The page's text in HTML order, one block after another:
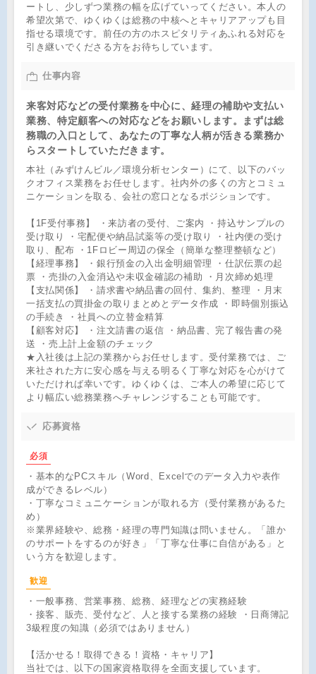
ートし、少しずつ業務の幅を広げていってください。本人の
希望次第で、ゆくゆくは総務の中核へとキャリアアップも目
指せる環境です。前任の方のホスピタリティあふれる対応を
引き継いでくださる方をお待ちしています。
仕事内容
来客対応などの受付業務を中心に、経理の補助や支払い
業務、特定顧客への対応などをお願いします。まずは総
務職の入口として、あなたの丁寧な人柄が活きる業務か
らスタートしていただきます。
本社（みずけんビル／環境分析センター）にて、以下のバッ
クオフィス業務をお任せします。社内外の多くの方とコミュ
ニケーションを取る、会社の窓口となるポジションです。
【1F受付事務】 ・来訪者の受付、ご案内 ・持込サンプルの
受け取り ・宅配便や納品試薬等の受け取り ・社内便の受け
取り、配布 ・1Fロビー周辺の保全（簡単な整理整頓など）
【経理事務】 ・銀行預金の入出金明細管理 ・仕訳伝票の起
票 ・売掛の入金消込や未収金確認の補助 ・月次締め処理
【支払関係】 ・請求書や納品書の回付、集約、整理 ・月末
一括支払の買掛金の取りまとめとデータ作成 ・即時個別振込
の手続き ・社員への立替金精算
【顧客対応】 ・注文請書の返信 ・納品書、完了報告書の発
送 ・売上計上金額のチェック
★入社後は上記の業務からお任せします。受付業務では、ご
来社された方に安心感を与える明るく丁寧な対応を心がけて
いただければ幸いです。ゆくゆくは、ご本人の希望に応じて
より幅広い総務業務へチャレンジすることも可能です。
応募資格
必須
・基本的なPCスキル（Word、Excelでのデータ入力や表作
成ができるレベル）
・丁寧なコミュニケーションが取れる方（受付業務があるた
め）
※業界経験や、総務・経理の専門知識は問いません。「誰か
のサポートをするのが好き」「丁寧な仕事に自信がある」と
いう方を歓迎します。
歓迎
・一般事務、営業事務、総務、経理などの実務経験
・接客、販売、受付など、人と接する業務の経験 ・日商簿記
3級程度の知識（必須ではありません）
【活かせる！取得できる！資格・キャリア】
当社では、以下の国家資格取得を全面支援しています。